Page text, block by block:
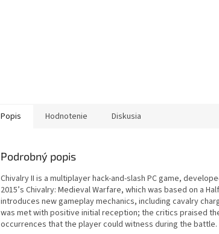
Popis Hodnotenie Diskusia
Podrobný popis
Chivalry II is a multiplayer hack-and-slash PC game,
2015’s Chivalry: Medieval Warfare, which was based on a
introduces new gameplay mechanics, including cavalry
was met with positive initial reception; the critics praised
occurrences that the player could witness during the battle.